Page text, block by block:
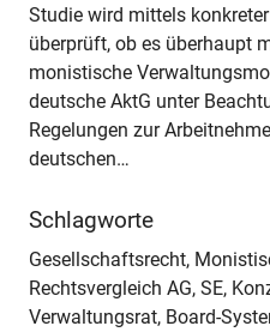
Studie wird mittels
überprüft, ob es überhaupt
monistische
deutsche AktG unter
Regelungen zur
deutschen…
Schlagworte
Gesellschaftsrecht,
Rechtsvergleich AG, SE,
Verwaltungsrat, Board-